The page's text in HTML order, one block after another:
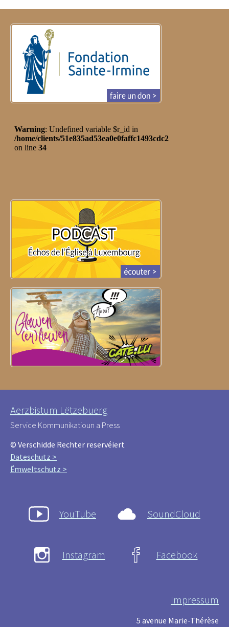
Äerzbistum Lëtzebuerg
Service Kommunikatioun a Press
© Verschidde Rechter reservéiert
Dateschutz >
Ëmweltschutz >
YouTube SoundCloud
Instagram Facebook
Impressum
5 avenue Marie-Thérèse